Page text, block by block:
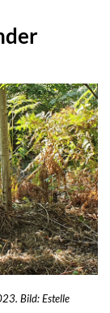
Bild: Estelle